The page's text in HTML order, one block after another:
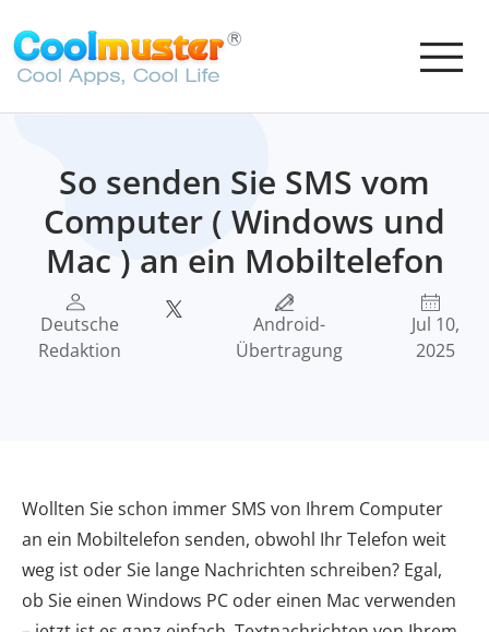
So senden Sie SMS vom
Computer ( Windows und
Mac ) an ein Mobiltelefon
Deutsche
Redaktion
Android-
Übertragung
Jul 10,
2025
Wollten Sie schon immer SMS von Ihrem Computer
an ein Mobiltelefon senden, obwohl Ihr Telefon weit
weg ist oder Sie lange Nachrichten schreiben? Egal,
ob Sie einen Windows PC oder einen Mac verwenden